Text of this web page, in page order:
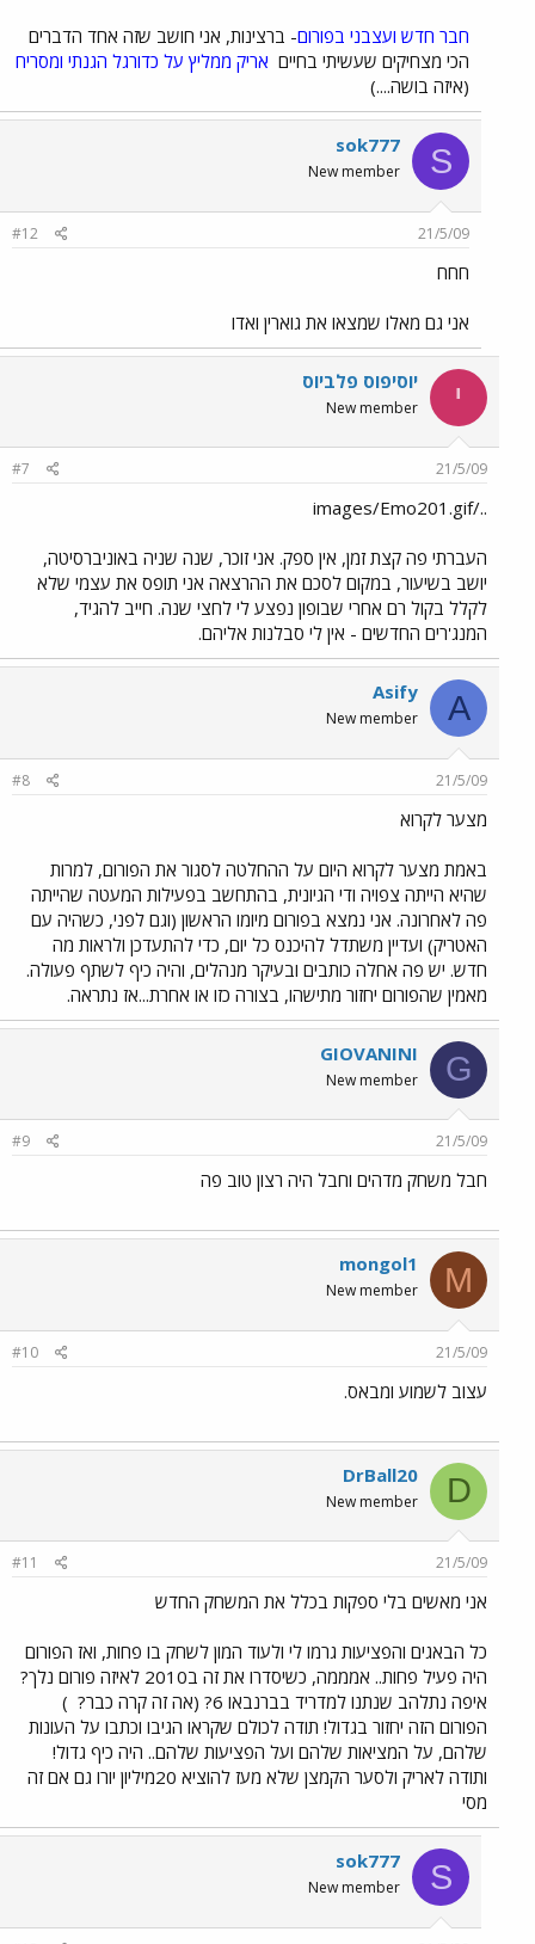
חבר חדש ועצבני בפורום- ברצינות, אני חושב שזה אחד הדברים
הכי מצחיקים שעשיתי בחיים אריק ממליץ על כדורגל הגנתי ומסריח
(איזה בושה....)
S
sok777
New member
21/5/09
#12
חחח
אני גם מאלו שמצאו את גוארין ואדו
י יוסיפוס פלביוס
New member
21/5/09
#7
../images/Emo201.gif
העברתי פה קצת זמן, אין ספק. אני זוכר, שנה שניה באוניברסיטה,
יושב בשיעור, במקום לסכם את ההרצאה אני תופס את עצמי שלא
לקלל בקול רם אחרי שבופון נפצע לי לחצי שנה. חייב להגיד,
המנג'רים החדשים - אין לי סבלנות אליהם.
A
Asify
New member
21/5/09
#8
מצער לקרוא
באמת מצער לקרוא היום על ההחלטה לסגור את הפורום, למרות
שהיא הייתה צפויה ודי הגיונית, בהתחשב בפעילות המעטה שהייתה
פה לאחרונה. אני נמצא בפורום מיומו הראשון (וגם לפני, כשהיה עם
האטריק) ועדיין משתדל להיכנס כל יום, כדי להתעדכן ולראות מה
חדש. יש פה אחלה כותבים ובעיקר מנהלים, והיה כיף לשתף פעולה.
מאמין שהפורום יחזור מתישהו, בצורה כזו או אחרת...אז נתראה.
G
GIOVANINI
New member
21/5/09
#9
חבל משחק מדהים וחבל היה רצון טוב פה
M
mongol1
New member
21/5/09
#10
עצוב לשמוע ומבאס.
D
DrBall20
New member
21/5/09
#11
אני מאשים בלי ספקות בכלל את המשחק החדש
כל הבאגים והפציעות גרמו לי ולעוד המון לשחק בו פחות, ואז הפורום
היה פעיל פחות.. אמממה, כשיסדרו את זה ב2010 לאיזה פורום נלך?
איפה נתלהב שנתנו למדריד בברנבאו 6? (אה זה קרה כבר?
)
הפורום הזה יחזור בגדול! תודה לכולם שקראו הגיבו וכתבו על העונות
שלהם, על המציאות שלהם ועל הפציעות שלהם.. היה כיף גדול!
ותודה לאריק ולסער הקמצן שלא מעז להוציא 20מיליון יורו גם אם זה
מסי
S
sok777
New member